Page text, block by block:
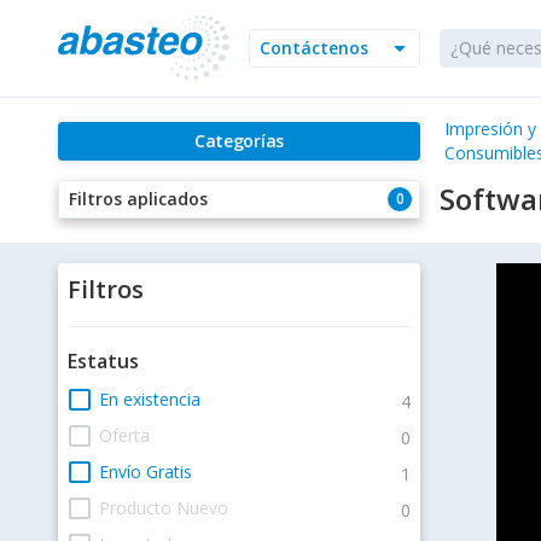
arrow_drop_down
Contáctenos
Categorías
Impresión y
0
Filtros aplicados
Filtros
Estatus
check_box_outline_blank En existencia 4
check_box_outline_blank Oferta 0
check_box_outline_blank Envío Gratis 1
check_box_outline_blank Producto Nuevo 0